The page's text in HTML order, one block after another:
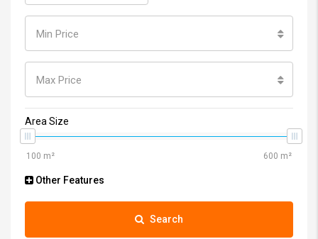
Min Price
Max Price
Area Size
Other Features
Search